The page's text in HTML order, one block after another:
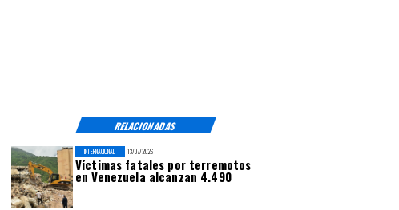
RELACIONADAS
13/07/2026
Víctimas fatales por terremotos
en Venezuela alcanzan 4.490
INTERNACIONAL